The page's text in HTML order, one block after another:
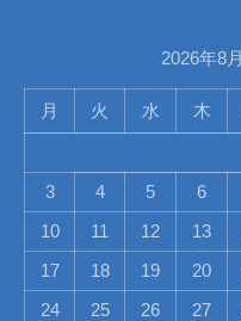
2026年8月
月 火 水 木
3 4 5 6
10 11 12 13
17 18 19 20
24 25 26 27